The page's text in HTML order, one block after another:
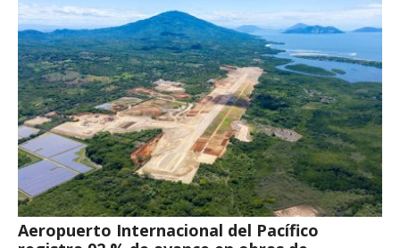
Aeropuerto Internacional del Pacífico